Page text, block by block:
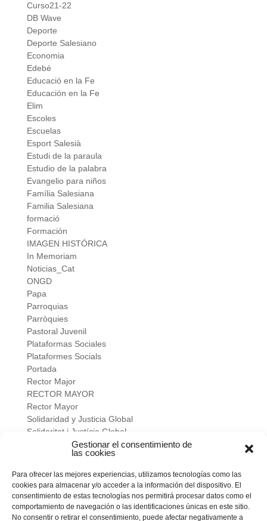
Gestionar el consentimiento de
las cookies
Para ofrecer las mejores experiencias, utilizamos tecnologías como las
cookies para almacenar y/o acceder a la información del dispositivo. El
consentimiento de estas tecnologías nos permitirá procesar datos como el
comportamiento de navegación o las identificaciones únicas en este sitio.
No consentir o retirar el consentimiento, puede afectar negativamente a
Curso21-22
DB Wave
Deporte
Deporte Salesiano
Economia
Edebé
Educació en la Fe
Educación en la Fe
Elim
Escoles
Escuelas
Esport Salesià
Estudi de la paraula
Estudio de la palabra
Evangelio para niños
Família Salesiana
Familia Salesiana
formació
Formación
IMAGEN HISTÓRICA
In Memoriam
Noticias_Cat
ONGD
Papa
Parroquias
Parròquies
Pastoral Juvenil
Plataformas Sociales
Plataformes Socials
Portada
Rector Major
RECTOR MAYOR
Rector Mayor
Solidaridad y Justicia Global
Solidaritat i Justícia Global
verano salesiano
Vivir a fondo
Vocacional